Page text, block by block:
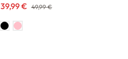
39,99 € 49,99 €